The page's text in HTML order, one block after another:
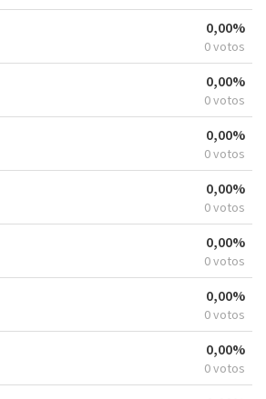
0,00%
0 votos
0,00%
0 votos
0,00%
0 votos
0,00%
0 votos
0,00%
0 votos
0,00%
0 votos
0,00%
0 votos